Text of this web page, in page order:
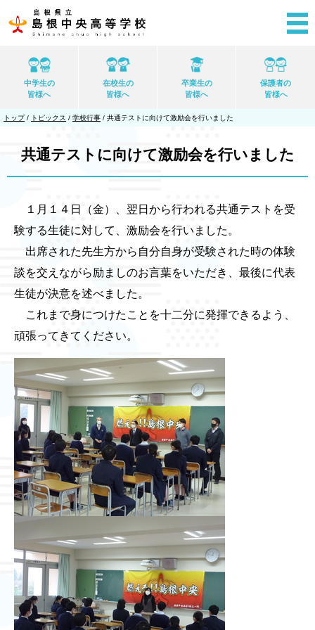
中学生の
皆様へ
在校生の
皆様へ
卒業生の
皆様へ
保護者の
皆様へ
現
トップ/ トピックス / 学校行事 / 共通テストに向けて激励会を行いました
共通テストに向けて激励会を行いました
１月１４日（金）、翌日から行われる共通テストを受
験する生徒に対して、激励会を行いました。
出席された先生方から自分自身が受験された時の体験
談を交えながら励ましのお言葉をいただき、最後に代表
生徒が決意を述べました。
これまで身につけたことを十二分に発揮できるよう、
頑張ってきてください。